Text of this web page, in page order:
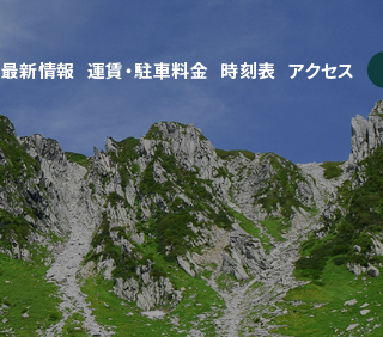
最新情報 運賃・駐車料金 時刻表 アクセス